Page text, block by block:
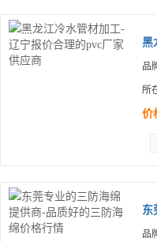
黑
品
所
价
东
品